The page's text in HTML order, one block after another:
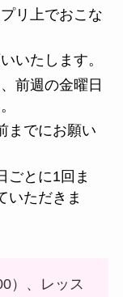
リ上でおこな
いたします。
前週の金曜日
までにお願い
ごとに1回ま
いただきま
）、レッス